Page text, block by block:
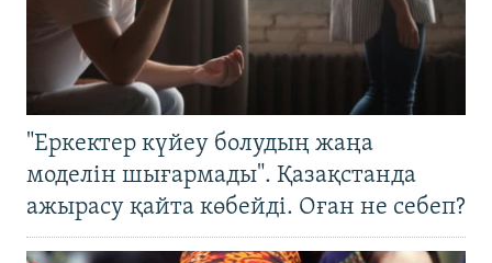
"Еркектер күйеу болудың жаңа
моделін шығармады". Қазақстанда
ажырасу қайта көбейді. Оған не себеп?